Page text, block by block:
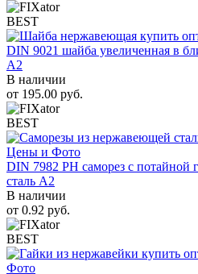
BEST
DIN 9021 шайба увеличенная в
A2
В наличии
от 195.00 руб.
BEST
DIN 7982 PH саморез с потайной
сталь A2
В наличии
от 0.92 руб.
BEST